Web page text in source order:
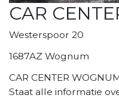
CAR
Westerspoor 20
1687AZ Wognum
CAR CENTER
Staat alle informatie